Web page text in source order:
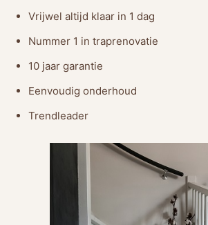
Vrijwel altijd klaar in 1 dag
Nummer 1 in traprenovatie
10 jaar garantie
Eenvoudig onderhoud
Trendleader